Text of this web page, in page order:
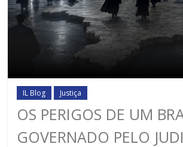
IL Blog Justiça
OS PERIGOS DE UM
GOVERNADO PELO